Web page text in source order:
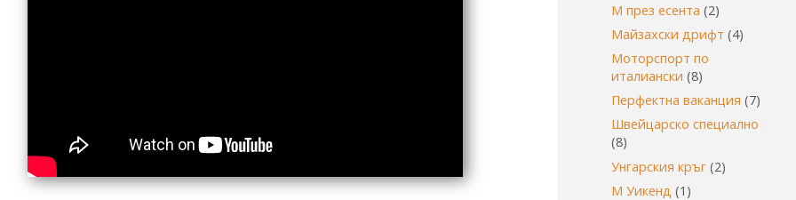
М през есента (2)
Майзахски дрифт (4)
Моторспорт по
италиански (8)
Перфектна ваканция (7)
Швейцарско специално
(8)
Унгарския кръг (2)
М Уикенд (1)